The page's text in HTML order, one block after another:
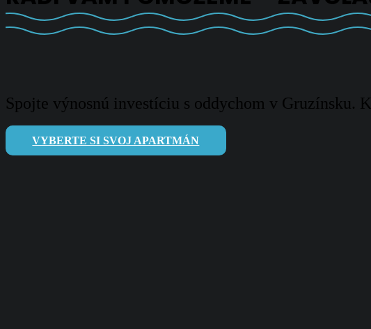
Spojte výnosnú investíciu s oddychom v Gruzínsku.
VYBERTE SI SVOJ APARTMÁN